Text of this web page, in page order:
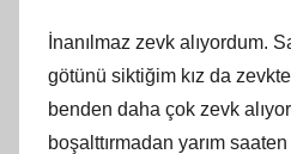
İnanılmaz zevk alıyordum.
götünü siktiğim kız da
benden daha çok zevk
boşalttırmadan yarım